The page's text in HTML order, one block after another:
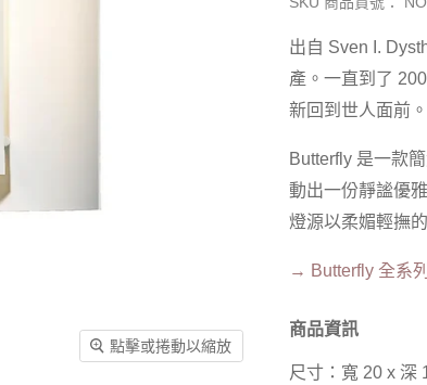
點擊或捲動以縮放
出自 Sven I.
產。一直到了
新回到世人面前。
Butterfly 是一款
動出一份靜謐優
燈源以柔媚輕撫
→ Butterfly 全系
商品資訊
尺寸：寬 20 x 深